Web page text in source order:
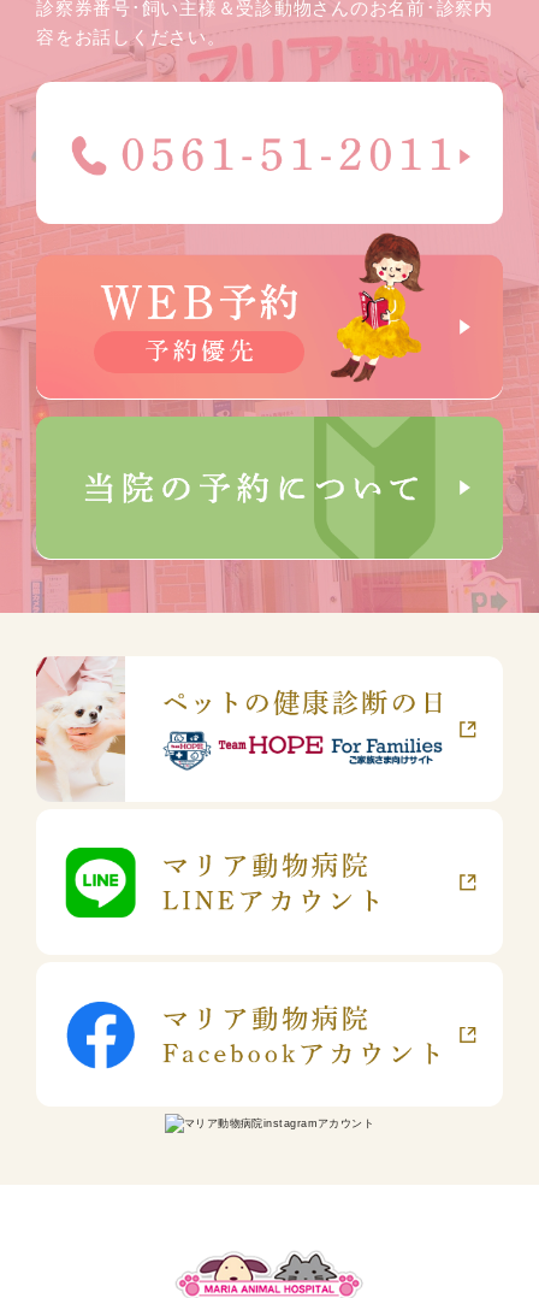
診察券番号･飼い主様＆受診動物さんのお名前･診察内
容をお話しください。